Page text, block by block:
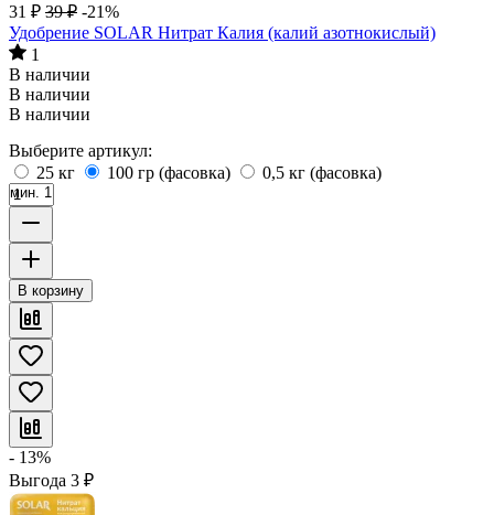
31 ₽ 39 ₽ -21%
Удобрение SOLAR Нитрат Калия (калий азотнокислый)
1
В наличии
В наличии
В наличии
Выберите артикул:
25 кг
100 гр (фасовка) 0,5 кг (фасовка)
мин. 1
В корзину
- 13%
Выгода 3 ₽